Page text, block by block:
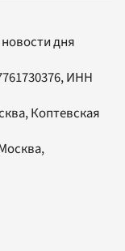
дня
ИНН
Коптевская
,